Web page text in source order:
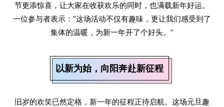
节更添惊喜，让大家在收获欢乐的同时，也满载新年好运。
一位参与者表示：“这场活动不仅有趣味，更让我们感受到了
集体的温暖，为新一年开了个好头。”
以新为始，向阳奔赴新征程
旧岁的欢笑已然定格，新一年的征程正待启航。这场元旦趣